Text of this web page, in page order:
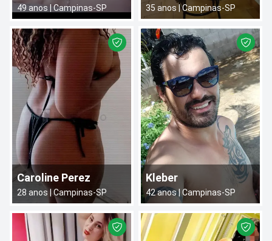
49 anos | Campinas-SP 35 anos |Campinas-SP
Caroline Perez
28 anos | Campinas-SP
Kleber
42anos |Campinas-SP